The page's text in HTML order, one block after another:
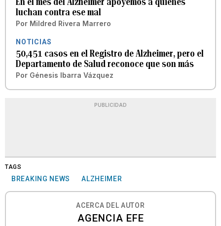
luchan contra ese mal
Por Mildred Rivera Marrero
NOTICIAS
50,451 casos en el Registro de Alzheimer, pero el
Departamento de Salud reconoce que son más
Por Génesis Ibarra Vázquez
PUBLICIDAD
TAGS
BREAKING NEWS ALZHEIMER
ACERCA DEL AUTOR
AGENCIA EFE